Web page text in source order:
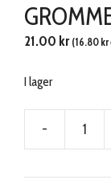
21.00 kr (16.80 kr
I lager
-